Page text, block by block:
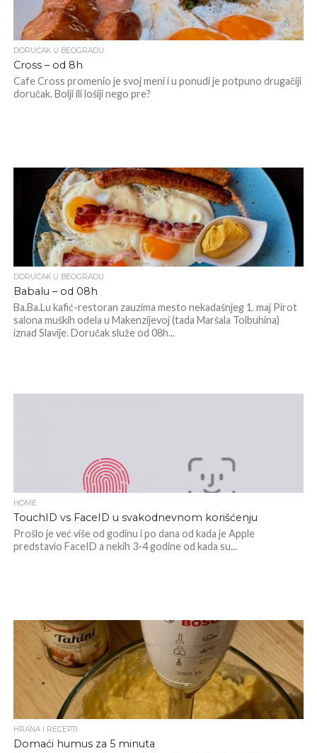
DORUČAK U BEOGRADU
Cross – od 8h
Cafe Cross promenio je svoj meni i u ponudi je potpuno drugačiji
doručak. Bolji ili lošiji nego pre?
DORUČAK U BEOGRADU
Babalu – od 08h
Ba.Ba.Lu kafić-restoran zauzima mesto nekadašnjeg 1. maj Pirot
salona muških odela u Makenzijevoj (tada Maršala Tolbuhina)
iznad Slavije. Doručak služe od 08h...
HOME
TouchID vs FaceID u svakodnevnom korišćenju
Prošlo je već više od godinu i po dana od kada je Apple
predstavio FaceID a nekih 3-4 godine od kada su...
HRANA I RECEPTI
Domaći humus za 5 minuta